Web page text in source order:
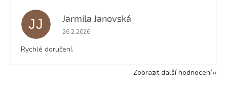
JJ Jarmila Janovská
Hodnocení obchodu je 5 z 5 hvězdiček.
26.2.2026
Rychlé doručení.
Zobrazit další hodnocení